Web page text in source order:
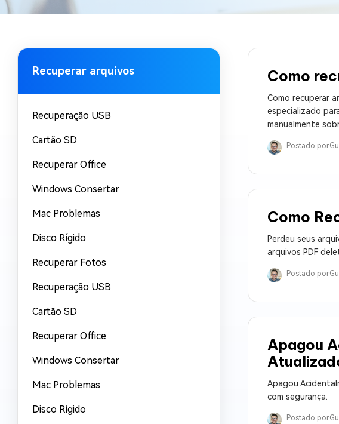
Recuperar arquivos
Recuperação USB
Cartão SD
Recuperar Office
Windows Consertar
Mac Problemas
Disco Rígido
Recuperar Fotos
Recuperação USB
Cartão SD
Recuperar Office
Windows Consertar
Mac Problemas
Disco Rígido
Como
Como recuperar
especializado
manualmente
Postado por
Como
Perdeu seus
arquivos PDF
Postado por
Apagou
Apagou
com segurança.
Postado por